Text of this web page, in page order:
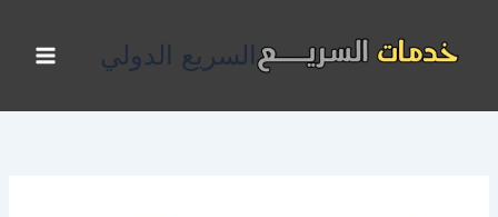
المحتوى
السريع الدولي